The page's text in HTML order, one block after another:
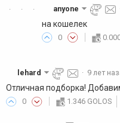
·
·
· anyone
на кошелек
0
lehard · 9 лет
Отличная подборка!
0 1.346 GOLOS